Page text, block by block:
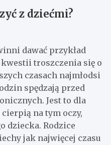
z dziećmi?
dawać przykład
troszczenia się o
czasach najmłodsi
spędzają przed
Jest to dla
na tym oczy,
dziecka. Rodzice
jak najwięcej czasu